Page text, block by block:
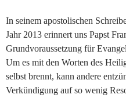
In seinem apostolischen
Jahr 2013 erinnert uns Papst
Grundvoraussetzung für
Um es mit den Worten des
selbst brennt, kann andere
Verkündigung auf so wenig